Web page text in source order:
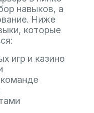
навыков, а
Ниже
которые
игр и казино